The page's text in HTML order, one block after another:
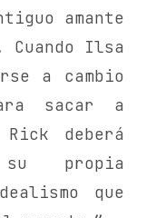
amante
Ilsa
a cambio
sacar a
deberá
propia
que